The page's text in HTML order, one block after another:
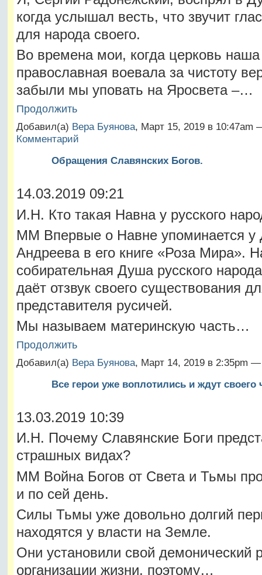
когда услышал весть, что звучит
для народа своего.
Во времена мои, когда церковь наша
православная воевала за чистоту
забыли мы уповать на Яросвета –…
Продолжить
Добавил(а) Вера Буянова, Март 15, 2019 в 10:47am
Комментарий
Обращения Славянских Богов.
14.03.2019 09:21
И.Н. Кто такая Навна у русского
ММ Впервые о Навне упоминается у
Андреева в его книге «Роза Мира».
собирательная Душа русского
даёт отзвук своего существования
представителя русичей.
Мы называем материнскую часть…
Продолжить
Добавил(а) Вера Буянова, Март 14, 2019 в 2:35pm
Все герои уже воплотились и ждут своего
13.03.2019 10:39
И.Н. Почему Славянские Боги
страшных видах?
ММ Война Богов от Света и Тьмы
и по сей день.
Силы Тьмы уже довольно долгий
находятся у власти на Земле.
Они установили свой демонический
организации жизни, поэтому…